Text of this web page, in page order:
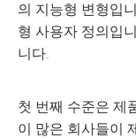
의 지능형 변형입
형 사용자 정의입
니다.
첫 번째 수준은 제
이 많은 회사들이